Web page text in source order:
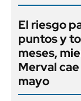
El riesgo
puntos y
meses,
Merval
mayo